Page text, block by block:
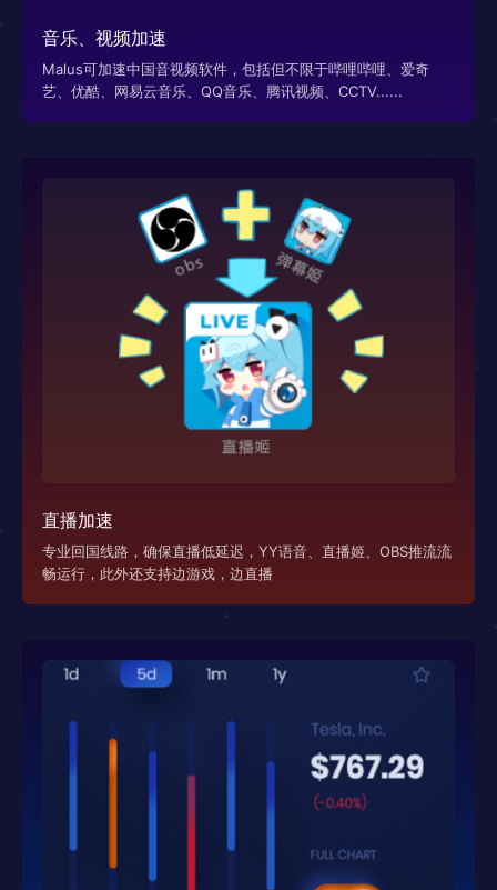
音乐、视频加速
Malus可加速中国音视频软件，包括但不限于哔哩哔哩、爱奇
艺、优酷、网易云音乐、QQ音乐、腾讯视频、CCTV......
直播加速
专业回国线路，确保直播低延迟，YY语音、直播姬、OBS推流流
畅运行，此外还支持边游戏，边直播